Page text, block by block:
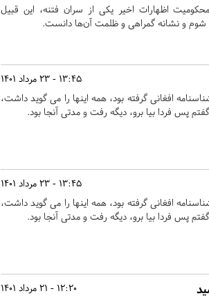
اظهارات اخیر یکی از سران فتنه، این قبیل
شوم و نشانه گمراهی و ظلمت آن‌ها دانست.
13:45 - 23 مرداد 1401
افغانی گرفته بود، همه اینها را می گوید داشت،
گفتم پس فردا بیا برو، دیگه رفت و مدتی آنجا بود.
13:45 - 23 مرداد 1401
افغانی گرفته بود، همه اینها را می گوید داشت،
گفتم پس فردا بیا برو، دیگه رفت و مدتی آنجا بود.
12:20 - 21 مرداد 1401